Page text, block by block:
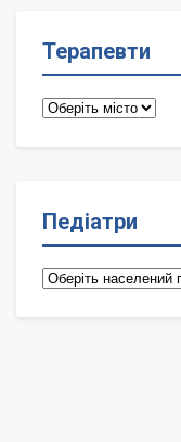
Терапевти
Терапевти
Педіатри
Педіатри